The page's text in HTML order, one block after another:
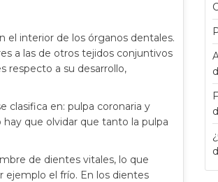
el interior de los órganos dentales.
a las de otros tejidos conjuntivos
respecto a su desarrollo,
clasifica en: pulpa coronaria y
hay que olvidar que tanto la pulpa
de dientes vitales, lo que
ejemplo el frío. En los dientes